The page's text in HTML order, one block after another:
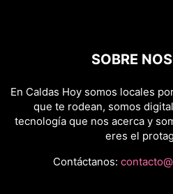
SOBRE
En Caldas Hoy somos locales
que te rodean, somos
tecnología que nos acerca y
eres el
Contáctanos: